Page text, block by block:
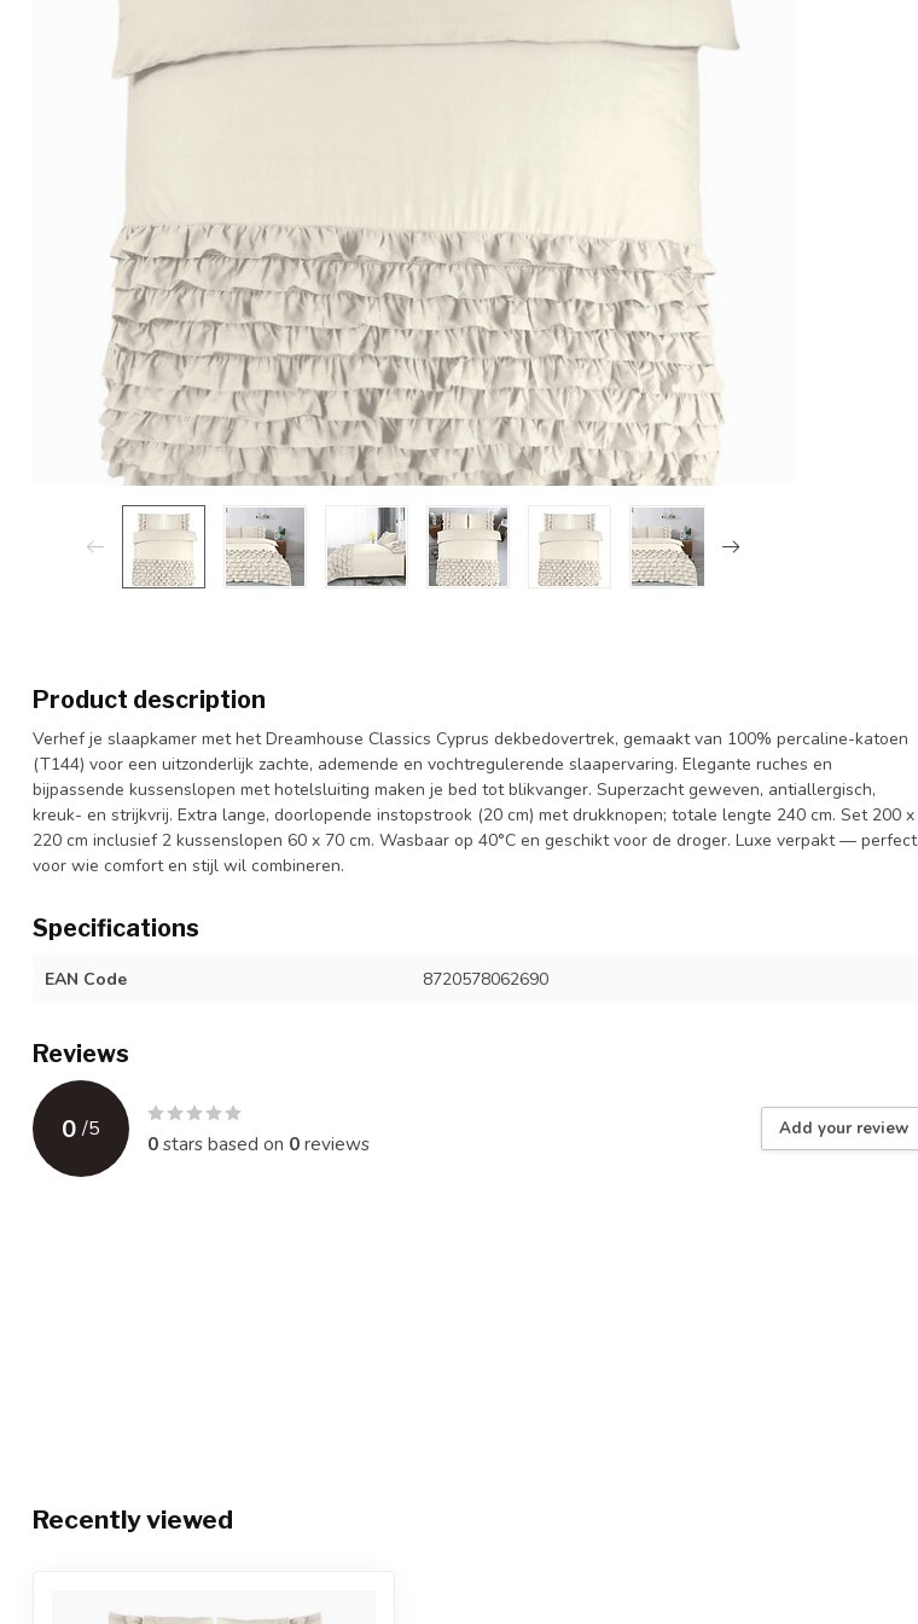
Product description
Verhef je slaapkamer met het Dreamhouse Classics Cyprus dekbedovertrek, gemaakt van 100% percaline-katoen
(T144) voor een uitzonderlijk zachte, ademende en vochtregulerende slaapervaring. Elegante ruches en
bijpassende kussenslopen met hotelsluiting maken je bed tot blikvanger. Superzacht geweven, antiallergisch,
kreuk- en strijkvrij. Extra lange, doorlopende instopstrook (20 cm) met drukknopen; totale lengte 240 cm. Set 200 x
220 cm inclusief 2 kussenslopen 60 x 70 cm. Wasbaar op 40°C en geschikt voor de droger. Luxe verpakt — perfect
voor wie comfort en stijl wil combineren.
Specifications
EAN Code 8720578062690
Reviews
0 /5
0stars based on 0reviews
Add your review
Recently viewed